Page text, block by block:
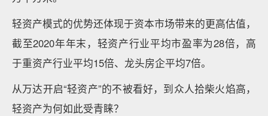
轻资产模式的优势还体现于资本市场带来的更高估值，
截至2020年年末，轻资产行业平均市盈率为28倍，高
于重资产行业平均15倍、龙头房企平均7倍。
从万达开启“轻资产”的不被看好，到众人拾柴火焰高，
轻资产为何如此受青睐？